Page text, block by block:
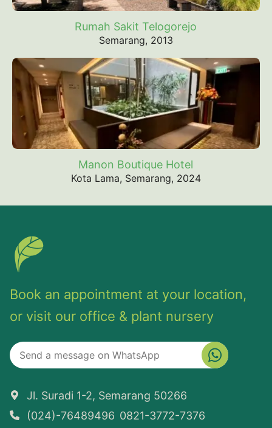
Rumah Sakit Telogorejo
Semarang, 2013
Manon Boutique Hotel
Kota Lama, Semarang, 2024
Book an appointment at your location,
or visit our office & plant nursery
Jl. Suradi 1-2, Semarang 50266
(024)-76489496 0821-3772-7376